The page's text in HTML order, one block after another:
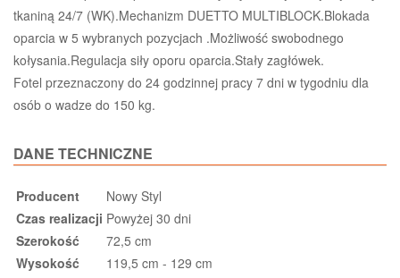
tkaniną 24/7 (WK).Mechanizm DUETTO MULTIBLOCK.Blokada
oparcia w 5 wybranych pozycjach .Możliwość swobodnego
kołysania.Regulacja siły oporu oparcia.Stały zagłówek.
Fotel przeznaczony do 24 godzinnej pracy 7 dni w tygodniu dla
osób o wadze do 150 kg.
DANE TECHNICZNE
Producent
Nowy Styl
Czas realizacji Powyżej 30 dni
Szerokość
72,5 cm
Wysokość
119,5 cm - 129 cm